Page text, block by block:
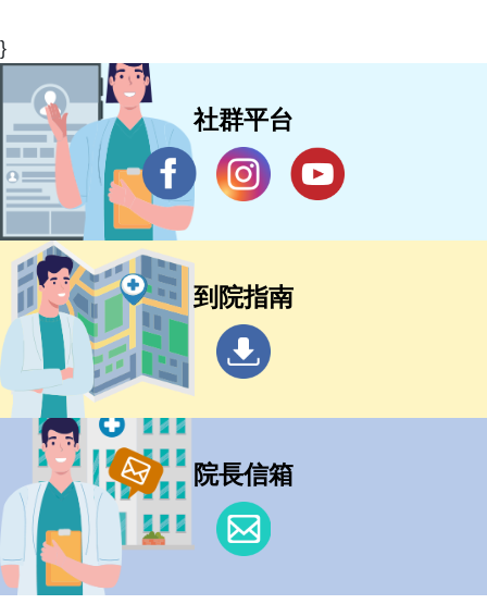
}
社群平台
到院指南
院長信箱